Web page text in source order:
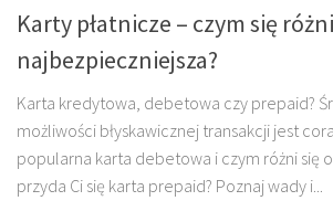
Karty płatnicze – czym się
najbezpieczniejsza?
Karta kredytowa, debetowa czy prepaid?
możliwości błyskawicznej transakcji jest
popularna karta debetowa i czym różni się
przyda Ci się karta prepaid? Poznaj wady i...